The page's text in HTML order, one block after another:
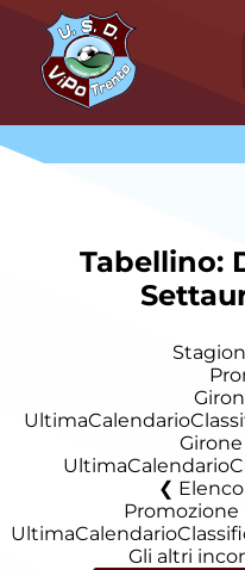
Tabellino:
UltimaCalendario
UltimaCalendario
UltimaCalendario
Gli altri